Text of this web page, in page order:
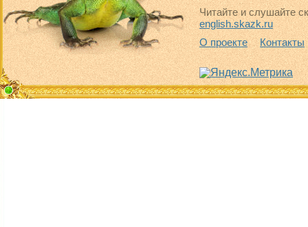
Читайте и слушайте
english.skazk.ru
О проекте
Контакты